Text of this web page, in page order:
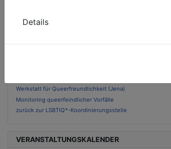
Wear it purple day
Pflege und Queer
Werkstatt für Queerfreundlichkeit (Jena)
Monitoring queerfeindlicher Vorfälle
zurück zur LSBTIQ*-Koordinierungsstelle
VERANSTALTUNGSKALENDER
Details